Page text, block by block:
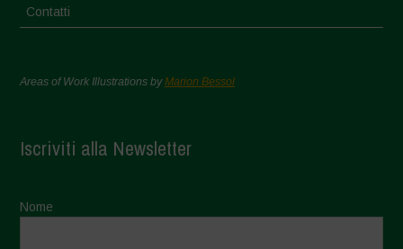
Contatti
Areas of Work Illustrations byMarion Bessol
Iscriviti alla Newsletter
Nome